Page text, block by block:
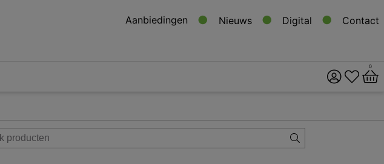
Aanbiedingen Nieuws Digital Contact
Implantologie
Modelleren en was
0